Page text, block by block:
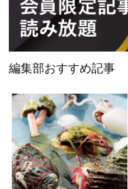
編集部おすすめ記事